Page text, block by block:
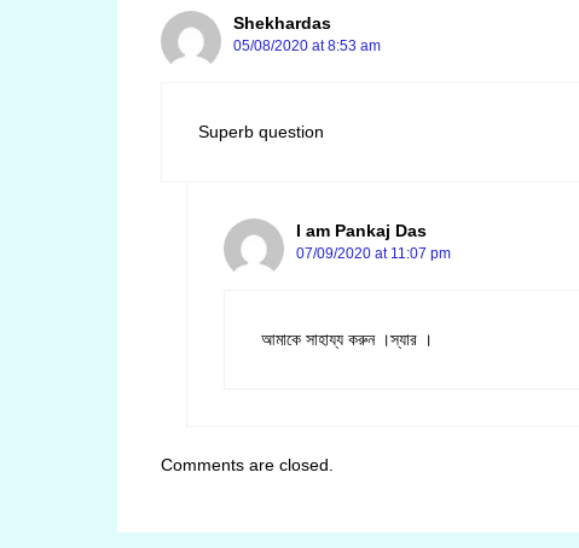
Shekhardas
05/08/2020 at 8:53 am
Superb question
I am Pankaj Das
07/09/2020 at 11:07 pm
আমাকে সাহায্য করুন ।স্যার ।
Comments are closed.